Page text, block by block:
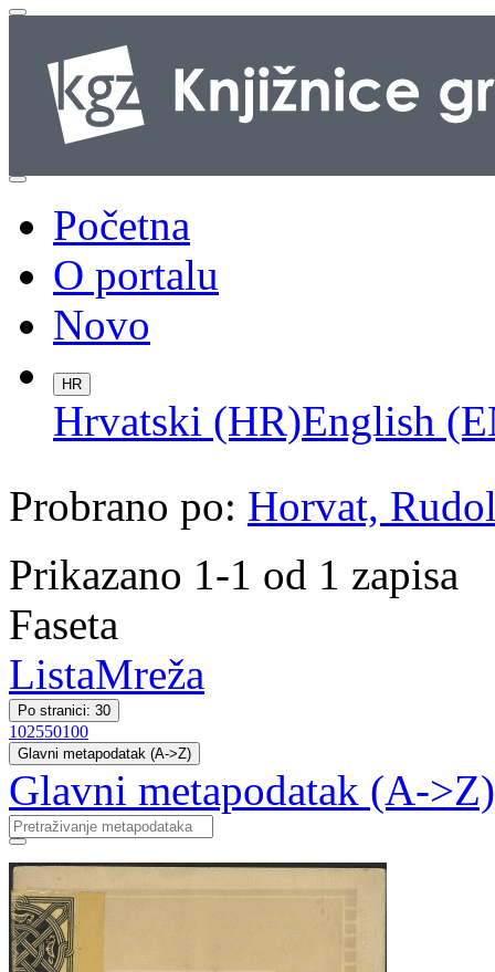
Početna
O portalu
Novo
HR
Hrvatski (HR)English
Probrano po: Horvat,
Prikazano 1-1 od 1 zapisa
Faseta
ListaMreža
Po stranici: 30
102550100
Glavni metapodatak (A->Z)
Glavni metapodatak (A->Z)